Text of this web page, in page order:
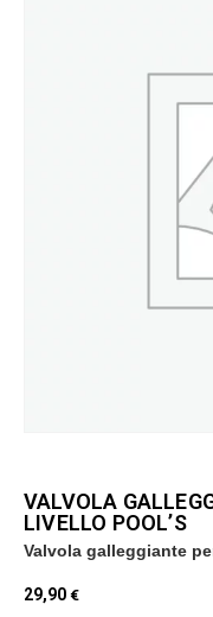
VALVOLA
LIVELLO POOL’S
Valvola galleggiante
29,90€